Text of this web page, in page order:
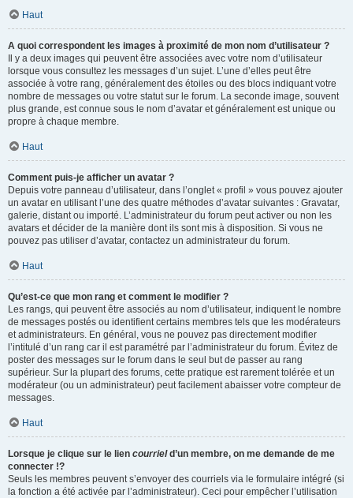
Haut
A quoi correspondent les images à proximité de mon nom d’utilisateur ?
Il y a deux images qui peuvent être associées avec votre nom d’utilisateur
lorsque vous consultez les messages d’un sujet. L’une d’elles peut être
associée à votre rang, généralement des étoiles ou des blocs indiquant votre
nombre de messages ou votre statut sur le forum. La seconde image, souvent
plus grande, est connue sous le nom d’avatar et généralement est unique ou
propre à chaque membre.
Haut
Comment puis-je afficher un avatar ?
Depuis votre panneau d’utilisateur, dans l’onglet « profil » vous pouvez ajouter
un avatar en utilisant l’une des quatre méthodes d’avatar suivantes : Gravatar,
galerie, distant ou importé. L’administrateur du forum peut activer ou non les
avatars et décider de la manière dont ils sont mis à disposition. Si vous ne
pouvez pas utiliser d’avatar, contactez un administrateur du forum.
Haut
Qu’est-ce que mon rang et comment le modifier ?
Les rangs, qui peuvent être associés au nom d’utilisateur, indiquent le nombre
de messages postés ou identifient certains membres tels que les modérateurs
et administrateurs. En général, vous ne pouvez pas directement modifier
l’intitulé d’un rang car il est paramétré par l’administrateur du forum. Évitez de
poster des messages sur le forum dans le seul but de passer au rang
supérieur. Sur la plupart des forums, cette pratique est rarement tolérée et un
modérateur (ou un administrateur) peut facilement abaisser votre compteur de
messages.
Haut
Lorsque je clique sur le lien courrield’un membre, on me demande de me
connecter !?
Seuls les membres peuvent s’envoyer des courriels via le formulaire intégré (si
la fonction a été activée par l’administrateur). Ceci pour empêcher l’utilisation